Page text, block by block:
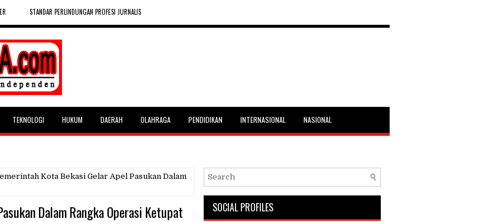
STANDAR PERLINDUNGAN PROFESI JURNALIS
TEKNOLOGI HUKUM DAERAH OLAHRAGA PENDIDIKAN INTERNASIONAL NASIONAL
Kota Bekasi Gelar Apel Pasukan Dalam
Dalam Rangka Operasi Ketupat SOCIAL PROFILES